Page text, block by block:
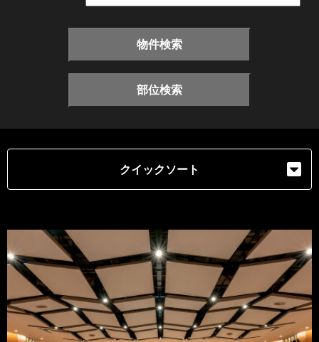
物件検索
部位検索
クイックソート